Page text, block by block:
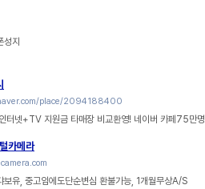
지
place/2094188400
터넷+TV 지원금 타매장 비교환영! 네이버 카페75만명
카메라
보유, 중고임에도단순변심 환불가능, 1개월무상A/S